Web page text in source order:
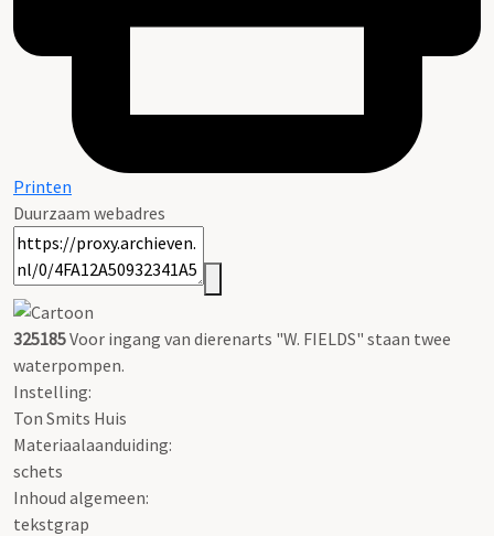
Printen
Duurzaam webadres
325185Voor ingang van dierenarts "W. FIELDS" staan twee
waterpompen.
Instelling:
Ton Smits Huis
Materiaalaanduiding:
schets
Inhoud algemeen:
tekstgrap